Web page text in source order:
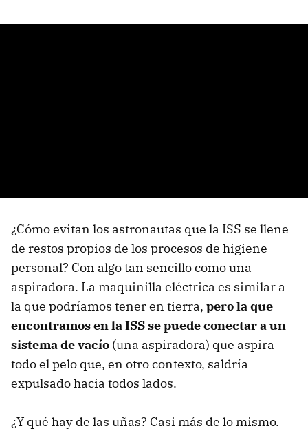
¿Cómo evitan los astronautas que la ISS se llene
de restos propios de los procesos de higiene
personal? Con algo tan sencillo como una
aspiradora. La maquinilla eléctrica es similar a
la que podríamos tener en tierra, pero la que
encontramos en la ISS se puede conectar a un
sistema de vacío (una aspiradora) que aspira
todo el pelo que, en otro contexto, saldría
expulsado hacia todos lados.
¿Y qué hay de las uñas? Casi más de lo mismo.